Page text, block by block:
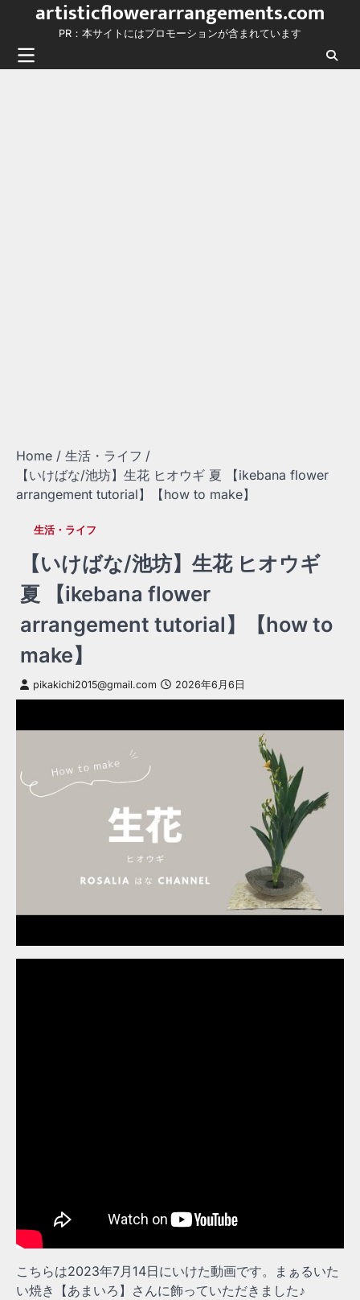
content
artisticflowerarrangements.com
PR：本サイトにはプロモーションが含まれています
Home
生活・ライフ
【いけばな/池坊】生花 ヒオウギ 夏 【ikebana flower
arrangement tutorial】【how to make】
生活・ライフ
【いけばな/池坊】生花 ヒオウギ
夏 【ikebana flower
arrangement tutorial】【how to
make】
pikakichi2015@gmail.com 2026年6月6日
こちらは2023年7月14日にいけた動画です。まぁるいた
い焼き【あまいろ】さんに飾っていただきました♪